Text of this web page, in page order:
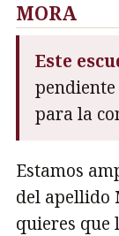
MORA
Este
para la
Estamos
del apellido
quieres que